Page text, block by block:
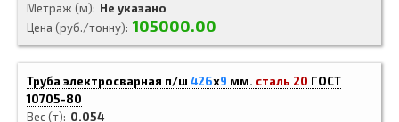
Метраж (м)
Не указано
Цена (руб./тонну) 105000.00
Труба электросварная п/ш 426x9 мм. сталь 20 ГОСТ
10705-80
Вес (т)
0.054